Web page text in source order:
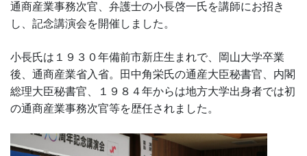
通商産業事務次官、弁護士の小長啓一氏を講師にお招き
し、記念講演会を開催しました。
小長氏は１９３０年備前市新庄生まれで、岡山大学卒業
後、通商産業省入省。田中角栄氏の通産大臣秘書官、内閣
総理大臣秘書官、１９８４年からは地方大学出身者では初
の通商産業事務次官等を歴任されました。